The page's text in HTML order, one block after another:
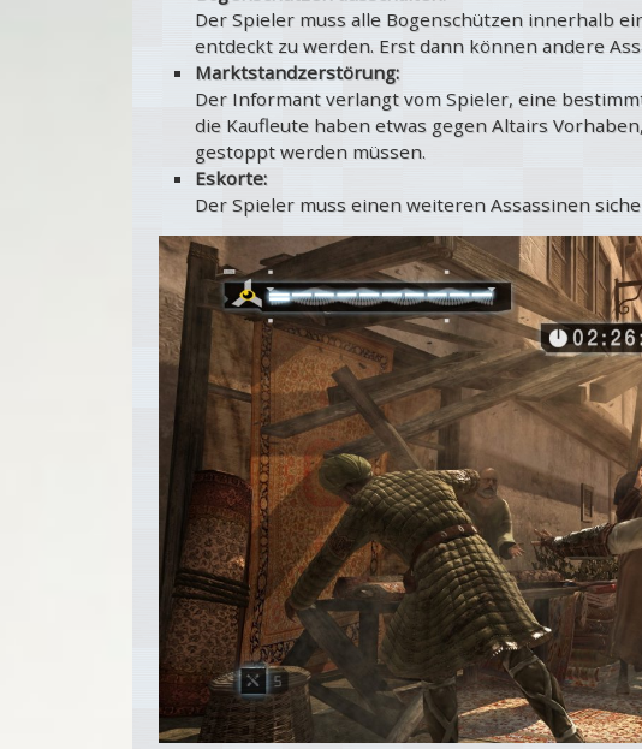
Der Spieler muss alle Bogenschützen innerhalb
entdeckt zu werden. Erst dann können andere
Marktstandzerstörung:
Der Informant verlangt vom Spieler, eine
die Kaufleute haben etwas gegen Altairs
gestoppt werden müssen.
Eskorte:
Der Spieler muss einen weiteren Assassinen